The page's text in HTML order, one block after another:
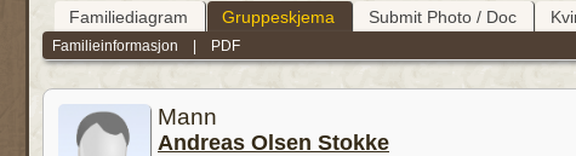
Familiediagram Gruppeskjema Submit Photo / Doc
Familieinformasjon | PDF
Mann
Andreas Olsen Stokke